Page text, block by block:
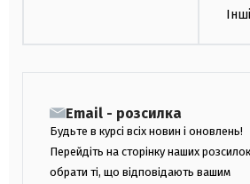
Email - розсилка
Будьте в курсі всіх новин і оновлень!
Перейдіть на сторінку наших
обрати ті, що відповідають вашим